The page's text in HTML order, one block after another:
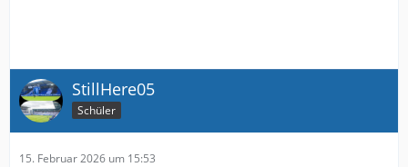
StillHere05
Schüler
15. Februar 2026 um 15:53